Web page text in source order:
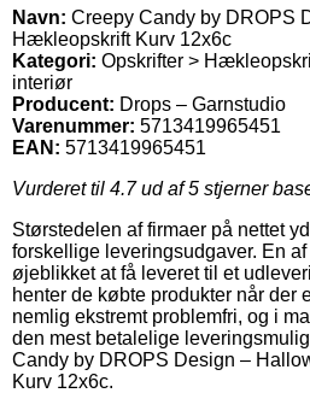
Navn: Creepy Candy by DROPS
Hækleopskrift Kurv 12x6c
Kategori: Opskrifter >
interiør
Producent: Drops – Garnstudio
Varenummer: 5713419965451
EAN: 5713419965451
Vurderet til 4.7ud af 5 stjerner
Størstedelen af firmaer på nettet
forskellige leveringsudgaver. En
øjeblikket at få leveret til et
henter de købte produkter når der
nemlig ekstremt problemfri, og i
den mest betalelige
Candy by DROPS Design –
Kurv 12x6c.